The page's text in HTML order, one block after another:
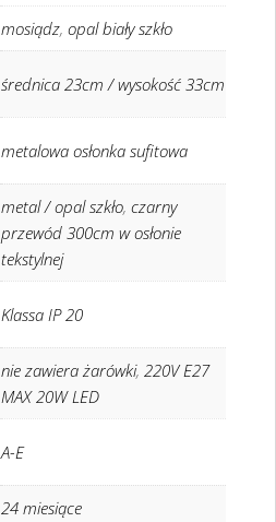
mosiądz, opal biały szkło
średnica 23cm / wysokość 33cm
metalowa osłonka sufitowa
metal / opal szkło, czarny
przewód 300cm w osłonie
tekstylnej
Klassa IP 20
nie zawiera żarówki, 220V E27
MAX 20W LED
A-E
24 miesiące